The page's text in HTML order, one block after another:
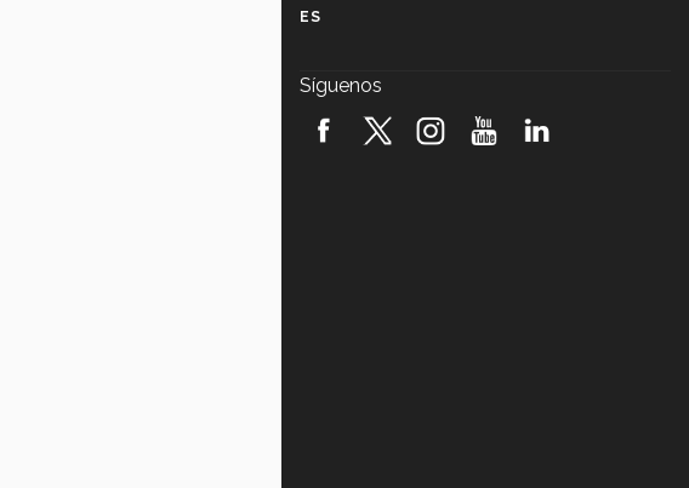
robótica FIRST 2026! (video)
ES
Síguenos